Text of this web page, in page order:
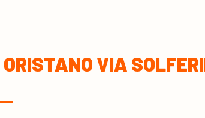
ORISTANO VIA